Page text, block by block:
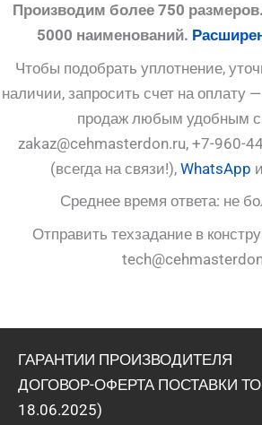
Производим более 750
5000 наименований.
Чтобы подобрать уплотнение,
наличии, запросить счет на оплату
продаж любым удобным
zakaz@cehmasterdon.ru, +7-960-
(всегда на связи!), WhatsApp
Среднее время ответа: не
Отправить техзадание в
ГАРАНТИИ ПРОИЗВОДИТЕЛЯ
ДОГОВОР-ОФЕРТА ПОСТАВКИ
18.06.2025)